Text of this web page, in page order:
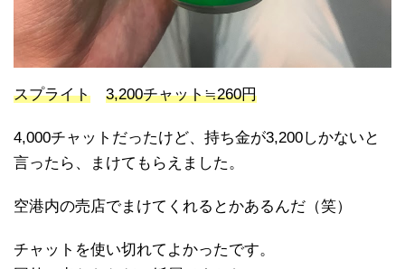
17時、マンダレー空港に到着。
一応、国際空港です。